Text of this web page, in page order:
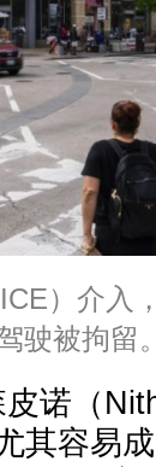
）介入
驶被拘留
诺（
其容易